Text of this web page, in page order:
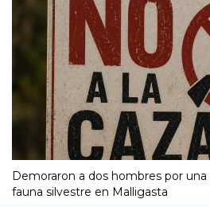
Demoraron a dos hombres por
fauna silvestre en Malligasta